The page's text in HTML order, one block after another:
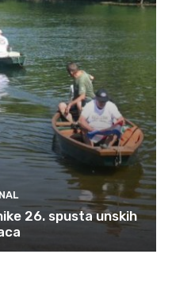
26. spusta unskih